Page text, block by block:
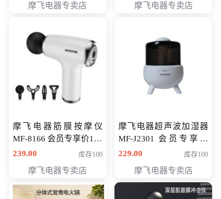
摩飞电器专卖店 摩飞电器专卖店
摩飞电器筋膜按摩仪
MF-8166 会员专享价168
元
239.00 库存100
摩飞电器专卖店
摩飞电器超声波加湿器
MF-J2301 会员专享价
168元
229.00 库存100
摩飞电器专卖店